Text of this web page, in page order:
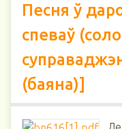
Песня ў
спеваў
(баяна)]